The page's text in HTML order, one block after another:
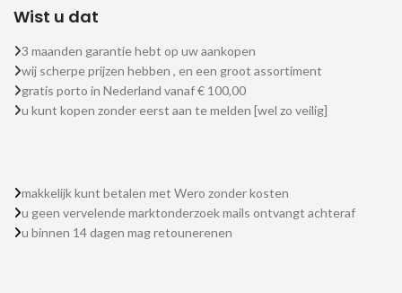
Wist u dat
3 maanden garantie hebt op uw aankopen
wij scherpe prijzen hebben , en een groot assortiment
gratis porto in Nederland vanaf € 100,00
u kunt kopen zonder eerst aan te melden [wel zo veilig]
makkelijk kunt betalen met Wero zonder kosten
u geen vervelende marktonderzoek mails ontvangt achteraf
u binnen 14 dagen mag retounerenen